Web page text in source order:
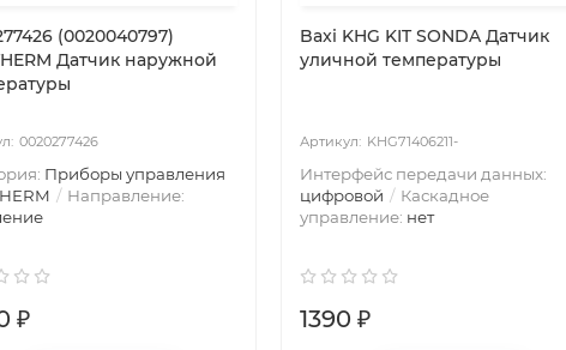
(0020040797)
Датчик наружной
0020277426
Приборы управления
Направление:
₽
Baxi KHG KIT SONDA Датчик
уличной температуры
KHG71406211-
Интерфейс передачи данных:
цифровой
Каскадное
управление: нет
1390 ₽